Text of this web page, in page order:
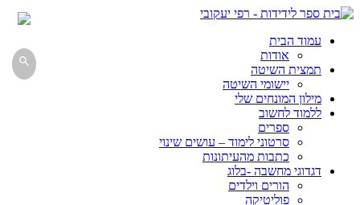
עמוד הבית
אודות
תמצית השיטה
יישומי השיטה
מילון המונחים שלי
ללמוד לחשוב
ספרים
סרטוני לימוד – עושים שינוי
כתבות מהעיתונות
דגדוגי מחשבה -בלוג
הורים וילדים
פוליטיקה
